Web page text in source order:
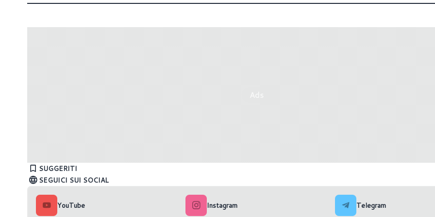
SUGGERITI
7x e ThinkPad T14s Gen 6 con
Copilot+
Surface Pro e Surface Laptop 7a
AI P14s Gen 5 con
SEGUICI SUI SOCIAL
YouTube Instagram Telegram